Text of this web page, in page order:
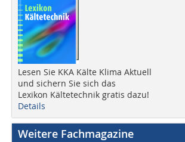
Lesen Sie KKA Kälte Klima Aktuell
und sichern Sie sich das
Lexikon Kältetechnik gratis dazu!
Details
Weitere Fachmagazine